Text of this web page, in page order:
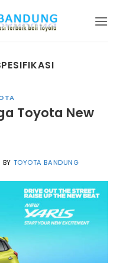
Toyota New
BY TOYOTA BANDUNG